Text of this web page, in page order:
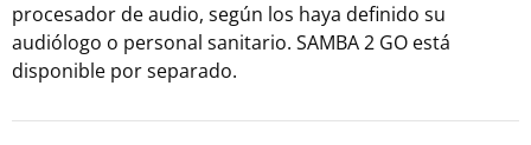
procesador de audio, según los haya definido su
audiólogo o personal sanitario. SAMBA 2 GO está
disponible por separado.